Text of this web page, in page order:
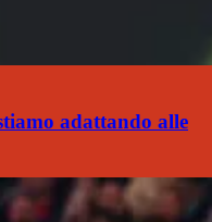
adattando alle